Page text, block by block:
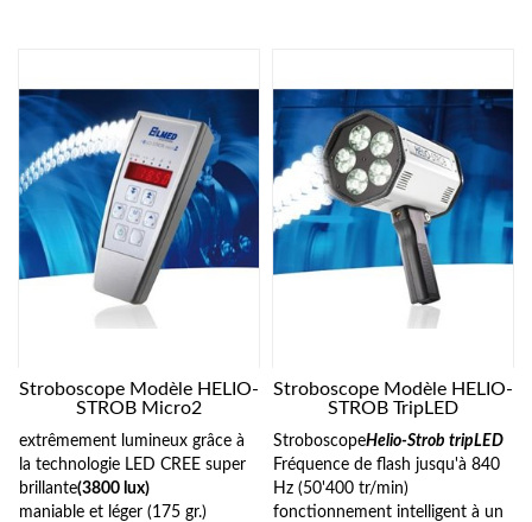
Stroboscope Modèle HELIO-
STROB Micro2
extrêmement lumineux grâce à
la technologie LED CREE super
brillante(3800 lux)
maniable et léger (175 gr.)
Stroboscope Modèle HELIO-
STROB TripLED
StroboscopeHelio-Strob tripLED
Fréquence de flash jusqu'à 840
Hz (50'400 tr/min)
fonctionnement intelligent à un